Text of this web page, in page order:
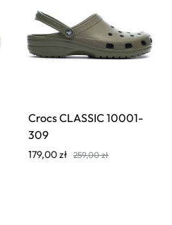
Crocs CLASSIC 10001-
309
179,00zł 259,00zł